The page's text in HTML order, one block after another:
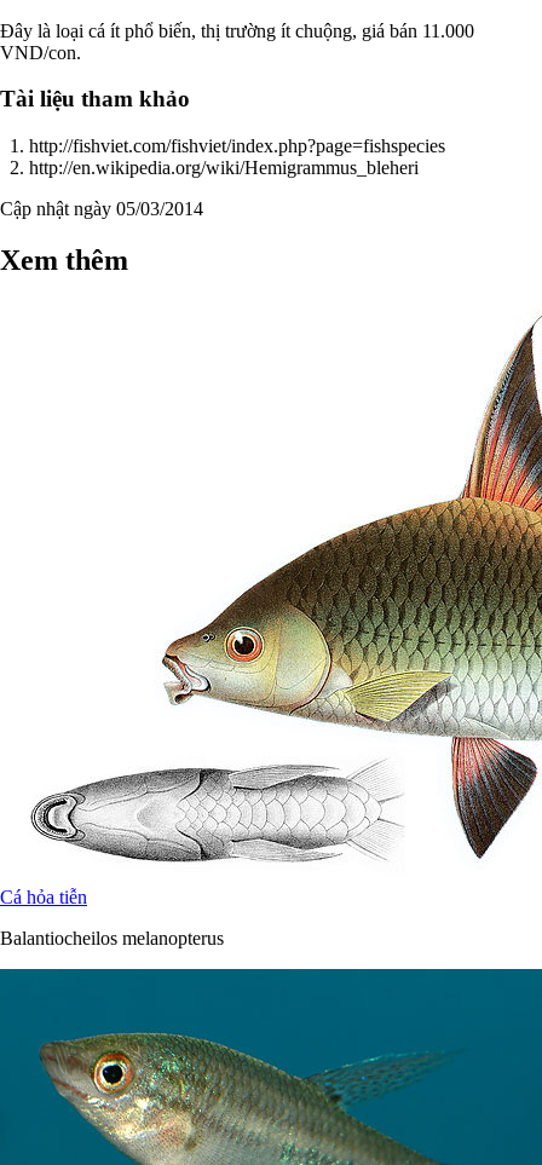
Đây là loại cá ít phổ biến, thị trường ít chuộng, giá bán 11.000
VND/con.
Tài liệu tham khảo
http://fishviet.com/fishviet/index.php?page=fishspecies
http://en.wikipedia.org/wiki/Hemigrammus_bleheri
Cập nhật ngày 05/03/2014
Xem thêm
Cá hỏa tiễn
Balantiocheilos melanopterus